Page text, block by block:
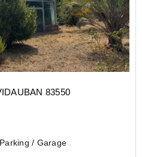
83550
Parking / Garage